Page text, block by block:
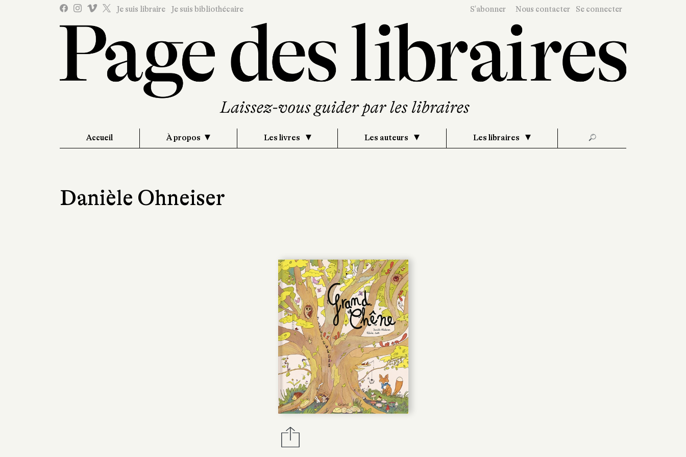
Je suis libraire Je suis bibliothécaire S'abonner Nous contacter Se connecter
Accueil À propos Les livres Les auteurs Les libraires 🔎
Danièle Ohneiser